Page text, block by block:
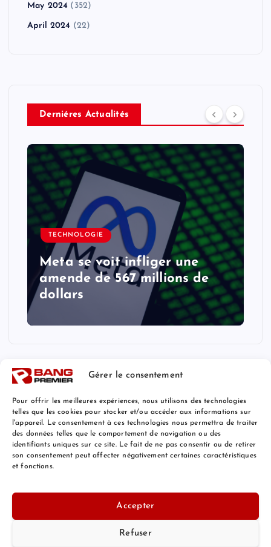
Gérer le consentement
Pour offrir les meilleures expériences, nous utilisons des technologies
telles que les cookies pour stocker et/ou accéder aux informations sur
l'appareil. Le consentement à ces technologies nous permettra de traiter
des données telles que le comportement de navigation ou des
identifiants uniques sur ce site. Le fait de ne pas consentir ou de retirer
son consentement peut affecter négativement certaines caractéristiques
et fonctions.
Accepter
Refuser
May 2024 (352)
April 2024 (22)
Derniéres Actualités
TECHNOLOGIE
Meta se voit infliger une
amende de 567 millions de
dollars
Mentions Légales